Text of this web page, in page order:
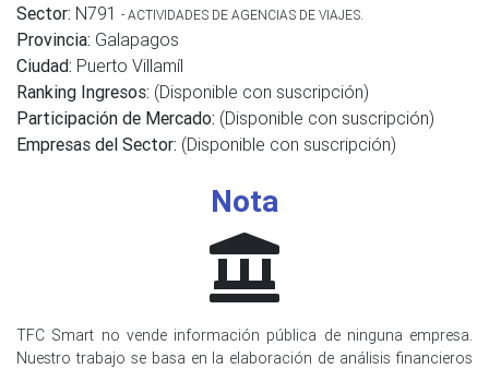
Sector: N791 - ACTIVIDADES DE AGENCIAS DE VIAJES.
Provincia: Galapagos
Ciudad: Puerto Villamíl
Ranking Ingresos: (Disponible con suscripción)
Participación de Mercado: (Disponible con suscripción)
Empresas del Sector: (Disponible con suscripción)
Nota
TFC Smart no vende información pública de ninguna empresa.
Nuestro trabajo se basa en la elaboración de análisis financieros